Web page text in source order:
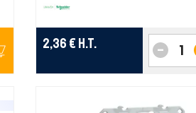
2,36 € H.T. -